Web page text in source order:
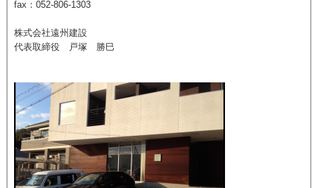
fax：052-806-1303
株式会社遠州建設
代表取締役 戸塚 勝巳